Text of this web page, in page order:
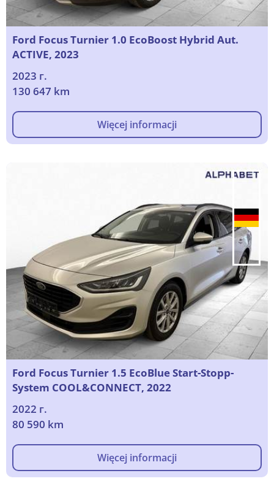
Ford Focus Turnier 1.0 EcoBoost Hybrid Aut.
ACTIVE, 2023
2023 г.
130 647 km
Więcej informacji
Ford Focus Turnier 1.5 EcoBlue Start-Stopp-
System COOL&CONNECT, 2022
2022 г.
80 590 km
Więcej informacji